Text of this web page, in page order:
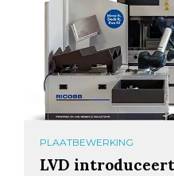
PLAATBEWERKING
LVD